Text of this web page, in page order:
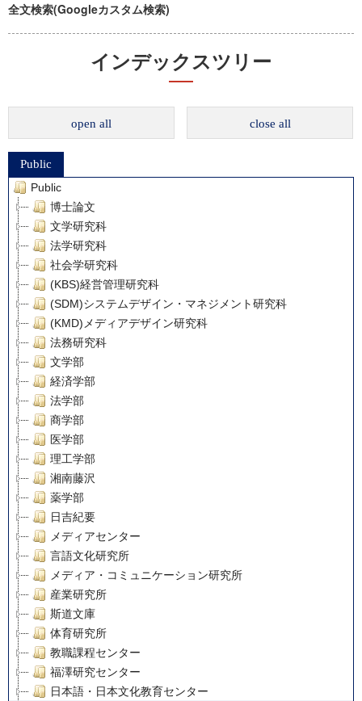
全文検索(Googleカスタム検索)
インデックスツリー
open all close all
Public
Public
博士論文
文学研究科
法学研究科
社会学研究科
(KBS)経営管理研究科
(SDM)システムデザイン・マネジメント研究科
(KMD)メディアデザイン研究科
法務研究科
文学部
経済学部
法学部
商学部
医学部
理工学部
湘南藤沢
薬学部
日吉紀要
メディアセンター
言語文化研究所
メディア・コミュニケーション研究所
産業研究所
斯道文庫
体育研究所
教職課程センター
福澤研究センター
日本語・日本文化教育センター